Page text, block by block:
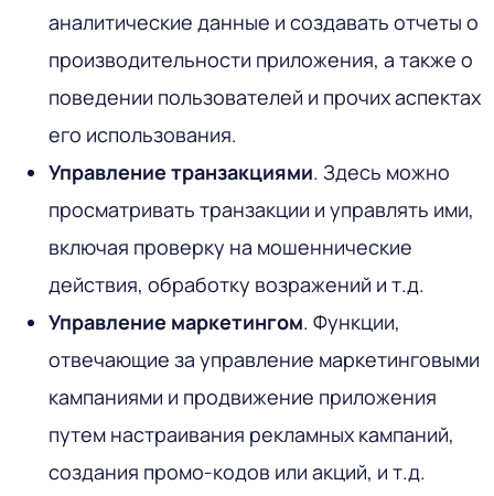
аналитические данные и создавать отчеты о
производительности приложения, а также о
поведении пользователей и прочих аспектах
его использования.
Управление транзакциями. Здесь можно
просматривать транзакции и управлять ими,
включая проверку на мошеннические
действия, обработку возражений и т.д.
Управление маркетингом. Функции,
отвечающие за управление маркетинговыми
кампаниями и продвижение приложения
путем настраивания рекламных кампаний,
создания промо-кодов или акций, и т.д.